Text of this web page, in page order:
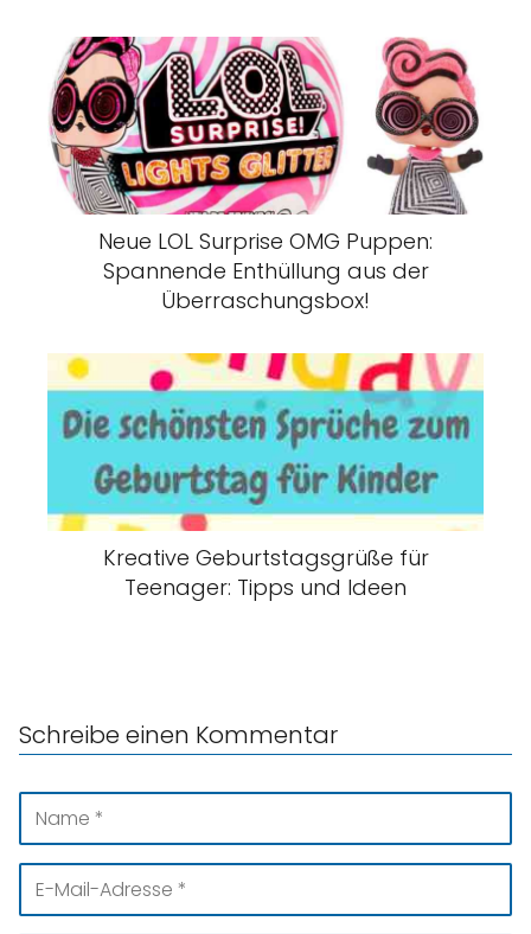
Neue LOL Surprise OMG Puppen:
Spannende Enthüllung aus der
Überraschungsbox!
Kreative Geburtstagsgrüße für
Teenager: Tipps und Ideen
Schreibe einen Kommentar